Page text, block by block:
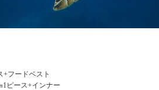
フードベスト
ース+インナー